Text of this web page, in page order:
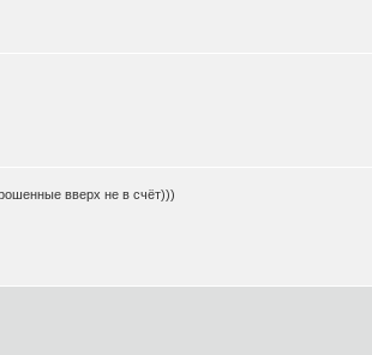
вверх не в счёт)))